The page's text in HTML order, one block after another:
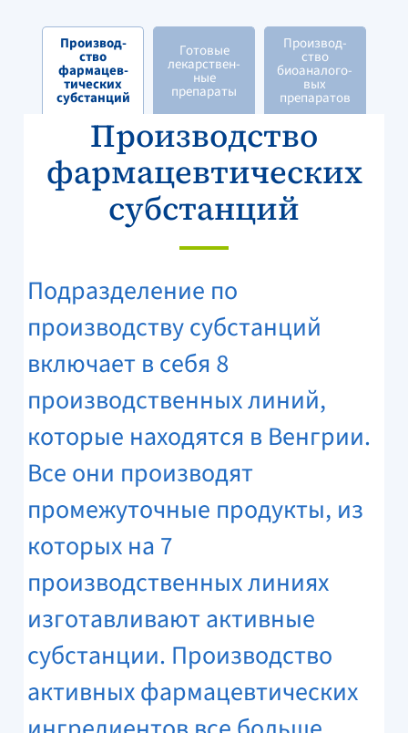
Производ-
ство
фармацев-
тических
субстанций
Готовые
лекарствен-
ные
препараты
Производ-
ство
биоаналого-
вых
препаратов
Производство
фармацевтических
субстанций
Подразделение по
производству субстанций
включает в себя 8
производственных линий,
которые находятся в Венгрии.
Все они производят
промежуточные продукты, из
которых на 7
производственных линиях
изготавливают активные
субстанции. Производство
активных фармацевтических